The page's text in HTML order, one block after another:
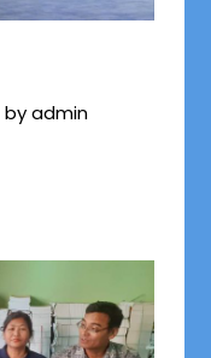
byadmin